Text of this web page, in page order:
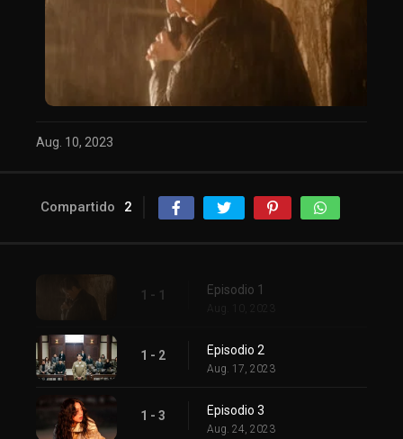
Aug. 10, 2023
Compartido 2
1 - 1 Episodio 1
Aug. 10, 2023
1 - 2 Episodio 2
Aug. 17, 2023
1 - 3 Episodio 3
Aug. 24, 2023